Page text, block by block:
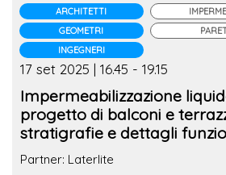
ARCHITETTI
GEOMETRI
INGEGNERI
17 set 2025 | 16.45 - 19.15
Impermeabilizzazione
progetto di balconi e
stratigrafie e dettagli
Partner: Laterlite